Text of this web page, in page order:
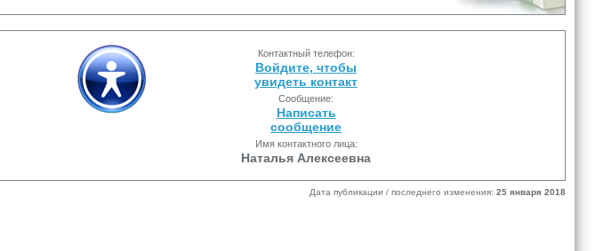
Контактный телефон:
Войдите, чтобы
увидеть контакт
Сообщение:
Написать
сообщение
Имя контактного лица:
Наталья Алексеевна
Дата публикации / последнего изменения: 25 января 2018